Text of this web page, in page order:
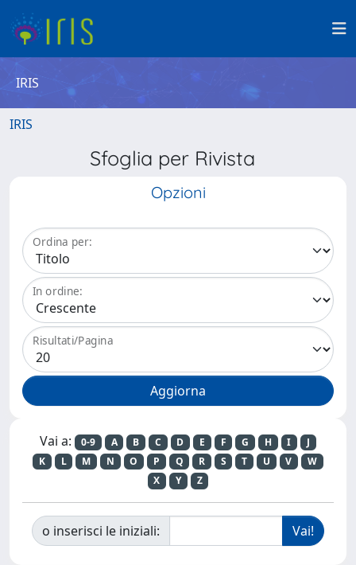
IRIS
IRIS
Sfoglia per Rivista
Opzioni
Ordina per:
In ordine:
Risultati/Pagina
Vai a: 0-9 A B C D E F G H I
J
K
L M N O P Q R S T U V
W
X
Y Z
o inserisci le iniziali: